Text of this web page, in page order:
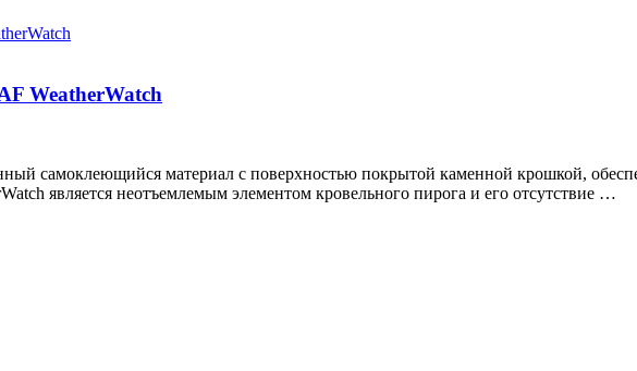
WeatherWatch
самоклеющийся материал с поверхностью покрытой каменной крошкой,
является неотъемлемым элементом кровельного пирога и его отсутствие …